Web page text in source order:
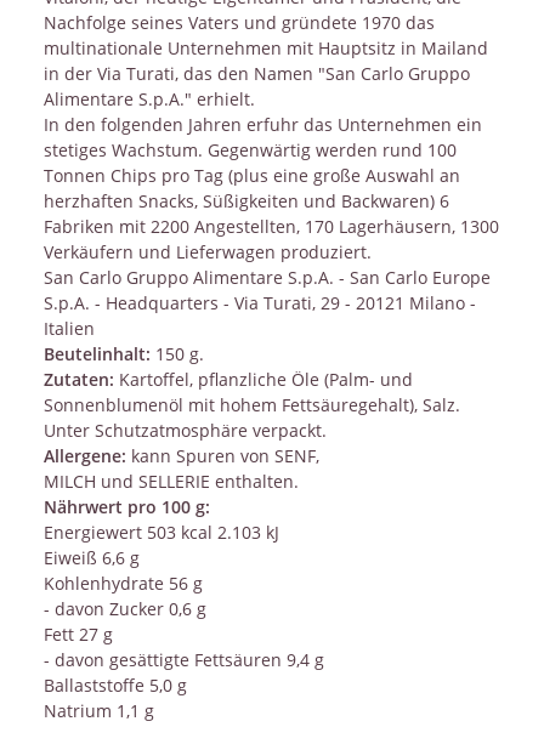
Nachfolge seines Vaters und gründete 1970 das
multinationale Unternehmen mit Hauptsitz in Mailand
in der Via Turati, das den Namen "San Carlo Gruppo
Alimentare S.p.A." erhielt.
In den folgenden Jahren erfuhr das Unternehmen ein
stetiges Wachstum. Gegenwärtig werden rund 100
Tonnen Chips pro Tag (plus eine große Auswahl an
herzhaften Snacks, Süßigkeiten und Backwaren) 6
Fabriken mit 2200 Angestellten, 170 Lagerhäusern, 1300
Verkäufern und Lieferwagen produziert.
San Carlo Gruppo Alimentare S.p.A. - San Carlo Europe
S.p.A. - Headquarters - Via Turati, 29 - 20121 Milano -
Italien
Beutelinhalt: 150 g.
Zutaten: Kartoffel, pflanzliche Öle (Palm- und
Sonnenblumenöl mit hohem Fettsäuregehalt), Salz.
Unter Schutzatmosphäre verpackt.
Allergene: kann Spuren von SENF,
MILCH und SELLERIE enthalten.
Nährwert pro 100 g:
Energiewert 503 kcal 2.103 kJ
Eiweiß 6,6 g
Kohlenhydrate 56 g
- davon Zucker 0,6 g
Fett 27 g
- davon gesättigte Fettsäuren 9,4 g
Ballaststoffe 5,0 g
Natrium 1,1 g